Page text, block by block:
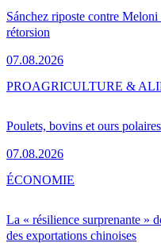
Sánchez riposte contre
rétorsion
07.08.2026
Poulets, bovins et ours
07.08.2026
PROAGRICULTURE &
La « résilience surprenante »
des exportations chinoises
ÉCONOMIE